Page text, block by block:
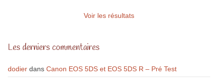
Voir les résultats
Les derniers commentaires
dodierdans Canon EOS 5DS et EOS 5DS R – Pré Test